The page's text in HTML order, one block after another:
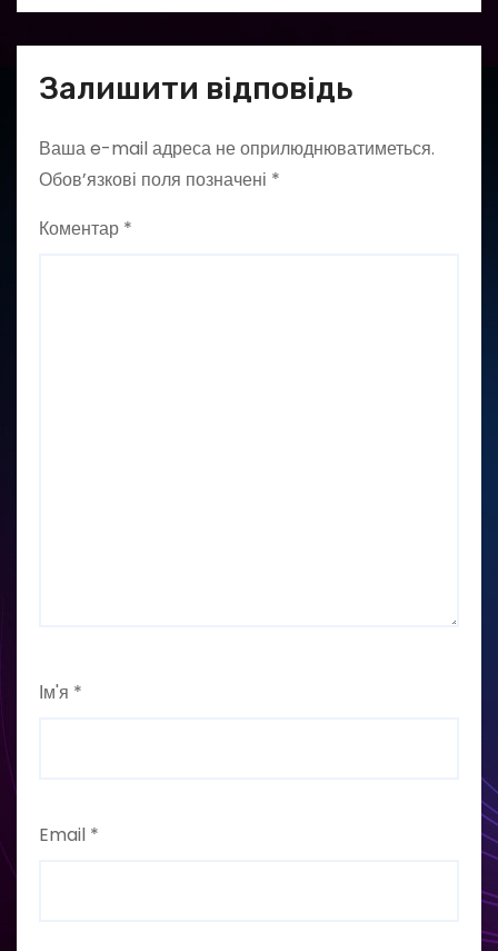
Залишити відповідь
Ваша e-mail адреса не оприлюднюватиметься.
Обов’язкові поля позначені *
Коментар *
Ім'я *
Email *